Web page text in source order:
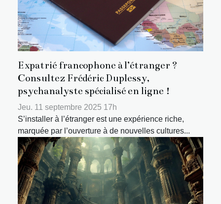
Expatrié francophone à l’étranger ?
Consultez Frédéric Duplessy,
psychanalyste spécialisé en ligne !
Jeu. 11 septembre 2025 17h
S’installer à l’étranger est une expérience riche,
marquée par l’ouverture à de nouvelles cultures...